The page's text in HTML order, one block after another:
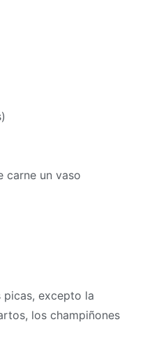
carne un vaso
picas, excepto la
los champiñones